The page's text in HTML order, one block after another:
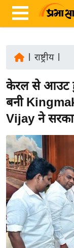
ज़ा
ख
ब
र
रा
ष्ट्री
य
अं
त
र्रा
ष्ट्री
य
राष्ट्रीय|
केरल से आउट
बनी
Vijay ने